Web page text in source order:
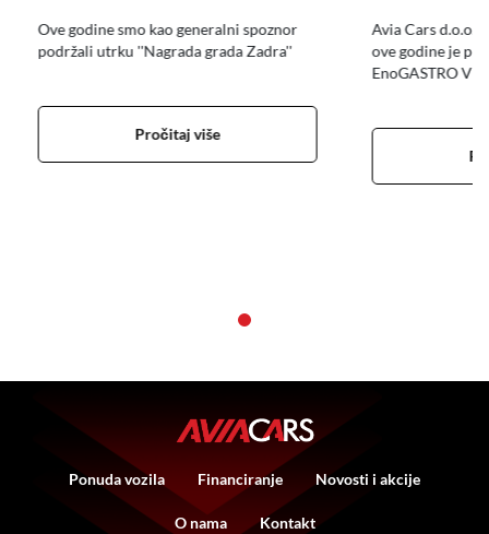
Ove godine smo kao generalni spoznor
podržali utrku ''Nagrada grada Zadra''
Pročitaj više
Avia Cars d.o.o.
ove godine je
EnoGASTRO
Ponuda vozila Financiranje Novosti i akcije
O nama Kontakt